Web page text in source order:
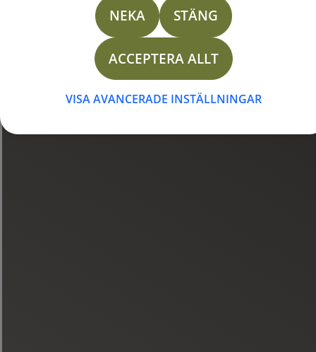
NEKA STÄNG
ACCEPTERA ALLT
VISA AVANCERADE INSTÄLLNINGAR